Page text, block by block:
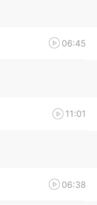
06:45
11:01
06:38